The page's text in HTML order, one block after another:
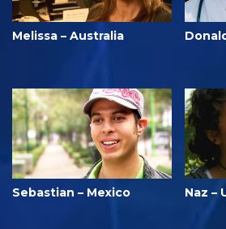
Melissa – Australia
Sebastian – Mexico Naz –